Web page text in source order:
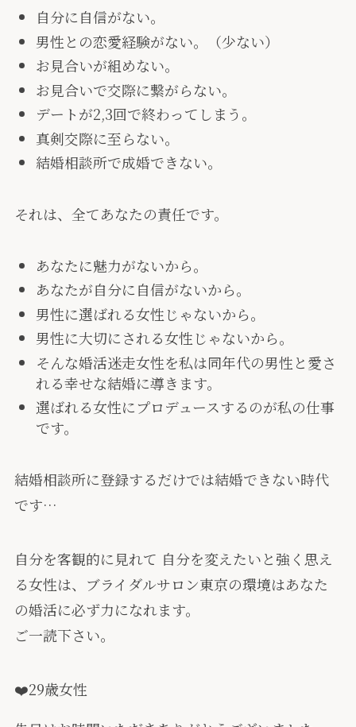
自分に自信がない。
男性との恋愛経験がない。（少ない）
お見合いが組めない。
お見合いで交際に繋がらない。
デートが2,3回で終わってしまう。
真剣交際に至らない。
結婚相談所で成婚できない。
それは、全てあなたの責任です。
あなたに魅力がないから。
あなたが自分に自信がないから。
男性に選ばれる女性じゃないから。
男性に大切にされる女性じゃないから。
そんな婚活迷走女性を私は同年代の男性と愛さ
れる幸せな結婚に導きます。
選ばれる女性にプロデュースするのが私の仕事
です。
結婚相談所に登録するだけでは結婚できない時代
です…
自分を客観的に見れて 自分を変えたいと強く思え
る女性は、ブライダルサロン東京の環境はあなた
の婚活に必ず力になれます。
ご一読下さい。
❤️29歳女性